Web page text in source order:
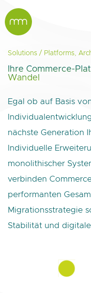
Solutions / Platforms,
Ihre Commerce-
Wandel
Egal ob auf Basis
nächste Generation
Individuelle
monolithischer
verbinden
performanten
Migrationsstrategie
Stabilität und digitale